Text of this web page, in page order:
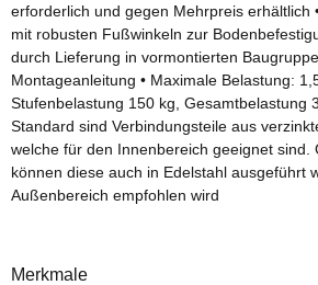
erforderlich und gegen Mehrpreis erhältlich
mit robusten Fußwinkeln zur
durch Lieferung in vormontierten
Montageanleitung • Maximale Belastung:
Stufenbelastung 150 kg, Gesamtbelastung
Standard sind Verbindungsteile aus
welche für den Innenbereich geeignet sind.
können diese auch in Edelstahl ausgeführt
Außenbereich empfohlen wird
Merkmale